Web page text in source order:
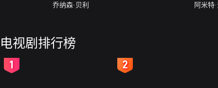
乔纳森·贝利 阿米特
电视剧排行榜